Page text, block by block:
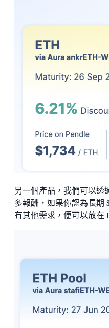
另一個產品，我們可以透
多報酬，如果你認為長期
有其他需求，便可以放在